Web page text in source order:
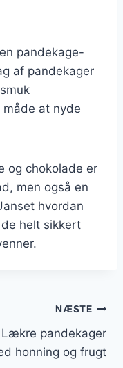
pandekage-
af pandekager
at nyde
og chokolade er
men også en
hvordan
helt sikkert
NÆSTE
Lækre pandekager
honning og frugt